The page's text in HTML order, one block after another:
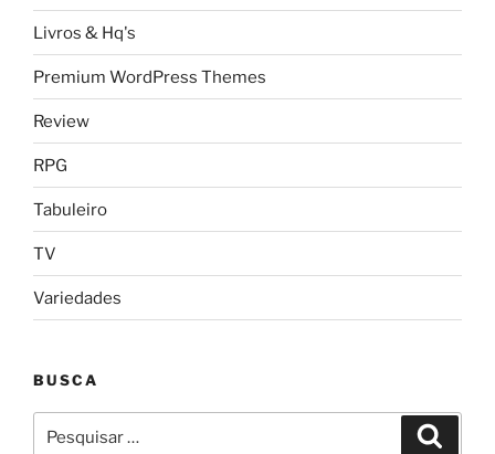
Livros & Hq's
Premium WordPress Themes
Review
RPG
Tabuleiro
TV
Variedades
BUSCA